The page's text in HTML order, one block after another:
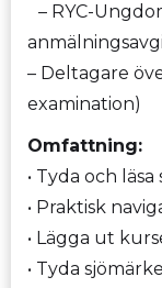
– RYC-
– Deltagare
examination)
Omfattning:
• Tyda och
• Praktisk
• Lägga ut
• Tyda